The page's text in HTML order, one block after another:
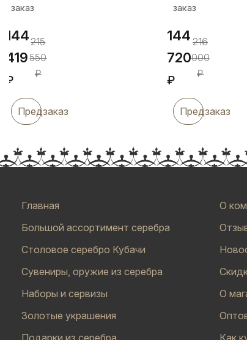
заказ
144
419
₽
215
550
₽
Предзаказ
заказ
144
720
₽
216
000
₽
Предзаказ
Главная
Большой ассортимент серебра
Столовое серебро Кубачи
Сувениры, оружие из серебра
Наборы и сервизы
Золотые украшения
Подарки из серебра
О
О
Как